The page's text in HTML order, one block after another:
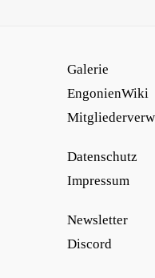
Galerie
EngonienWiki
Datenschutz
Impressum
Newsletter
Discord